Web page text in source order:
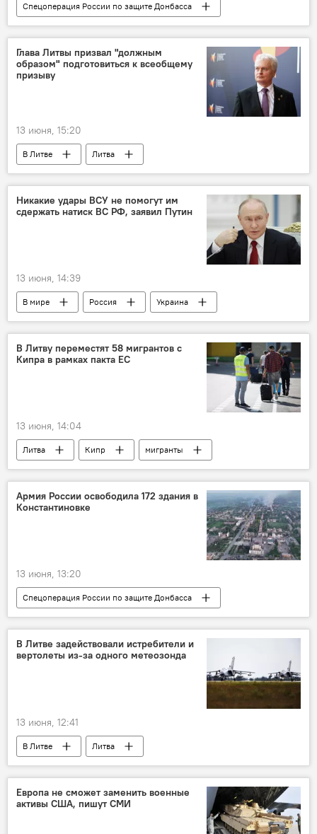
Спецоперация России по защите Донбасса
Россия
Украина
ВС РФ
Минобороны РФ
ВКС РФ
авиабомба
Глава Литвы призвал "должным
образом" подготовиться к всеобщему
призыву
13 июня, 15:20
В Литве
Литва
Минобороны Литвы
призыв
воинский призыв
всеобщий призыв
военный призыв
армия Литвы
Никакие удары ВСУ не помогут им
сдержать натиск ВС РФ, заявил Путин
13 июня, 14:39
В мире Россия
Украина
ДНР
ЛНР
Запорожская область
Херсонская область
Владимир Путин
ВС РФ
армия России
В Литву переместят 58 мигрантов с
Кипра в рамках пакта ЕС
13 июня, 14:04
Литва Кипр
мигранты
миграция
Евросоюз (ЕС)
ЕС
иностранцы
Общество
Политика
миграционная политика
Армия России освободила 172 здания в
Константиновке
13 июня, 13:20
Спецоперация России по защите Донбасса
В мире
Россия
Украина
ДНР
Минобороны РФ
армия России
ВС РФ
В Литве задействовали истребители и
вертолеты из-за одного метеозонда
13 июня, 12:41
В Литве
Литва
Инциденты с дронами в Литве
дрон
беспилотник
Европа не cможет заменить военные
активы США, пишут СМИ